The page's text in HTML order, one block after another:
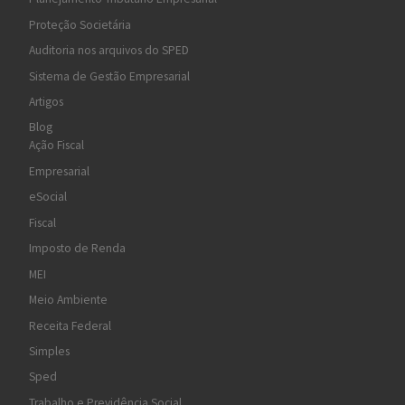
Proteção Societária
Auditoria nos arquivos do SPED
Sistema de Gestão Empresarial
Artigos
Blog
Ação Fiscal
Empresarial
eSocial
Fiscal
Imposto de Renda
MEI
Meio Ambiente
Receita Federal
Simples
Sped